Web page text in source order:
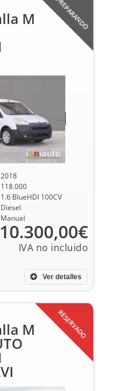
PREPARANDO
M
2018
118.000
1.6 BlueHDI 100CV
Diesel
Manual
Ver detalles
10.300,00€
RESERVADO
M